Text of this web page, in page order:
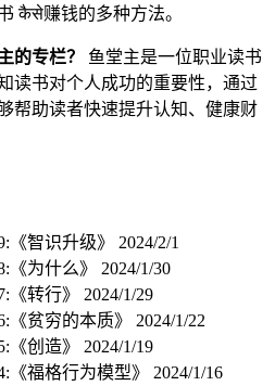
कैसे赚钱的多种方法。
的专栏？
鱼堂主是一位职业读书
读书对个人成功的重要性，通过
帮助读者快速提升认知、健康财
《智识升级》 2024/2/1
《为什么》 2024/1/30
《转行》 2024/1/29
《贫穷的本质》 2024/1/22
《创造》 2024/1/19
《福格行为模型》 2024/1/16